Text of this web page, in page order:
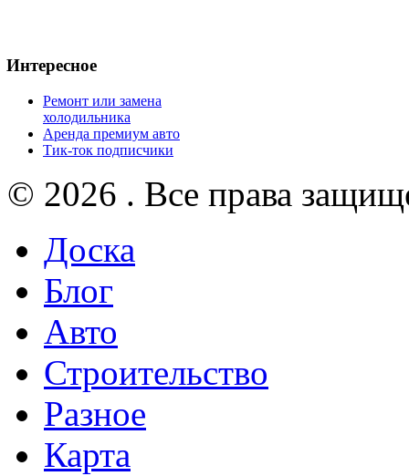
Интересное
Ремонт или замена
холодильника
Аренда премиум авто
Тик-ток подписчики
© 2026 . Все права
Доска
Блог
Авто
Строительство
Разное
Карта